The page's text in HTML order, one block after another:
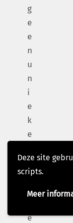
Deze site
scripts.
Meer
g
e
e
n
u
n
i
e
k
e
o
s
it
e